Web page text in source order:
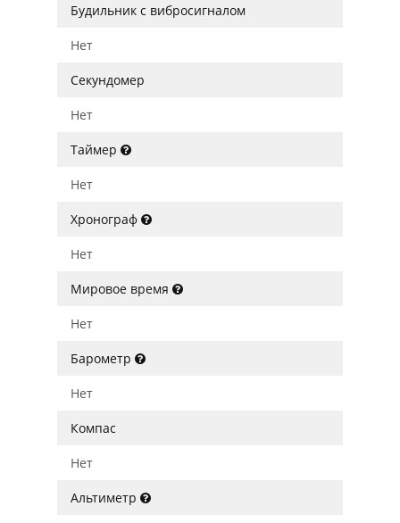
Будильник с вибросигналом
Нет
Секундомер
Нет
Таймер
Нет
Хронограф
Нет
Мировое время
Нет
Барометр
Нет
Компас
Нет
Альтиметр